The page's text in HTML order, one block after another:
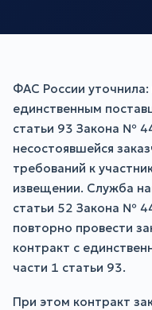
ФАС России
единственным
статьи 93 Закона №
несостоявшейся
требований к
извещении. Служба
статьи 52 Закона №
повторно провести
контракт с
части 1 статьи 93.
При этом контракт